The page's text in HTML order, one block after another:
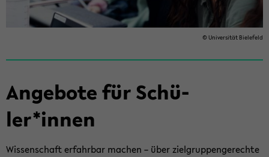
© Uni­ver­si­tät Bie­le­feld
An­ge­bo­te für Schü­
ler*innen
Wis­sen­schaft er­fahr­bar ma­chen – über ziel­grup­pen­ge­rech­te